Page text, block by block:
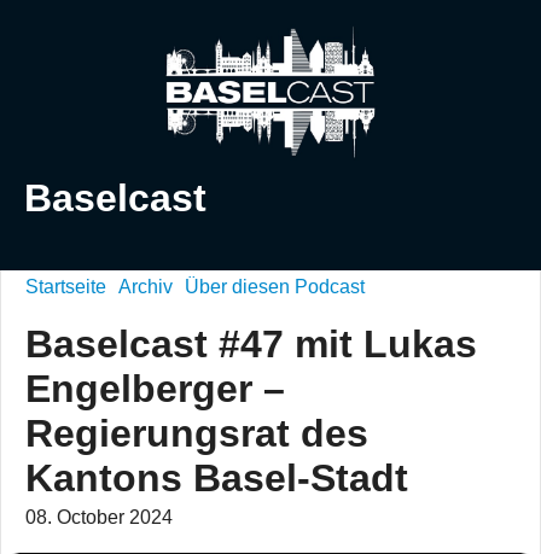
Baselcast
Startseite Archiv Über diesen Podcast
Baselcast #47 mit Lukas
Engelberger –
Regierungsrat des
Kantons Basel-Stadt
08. October 2024